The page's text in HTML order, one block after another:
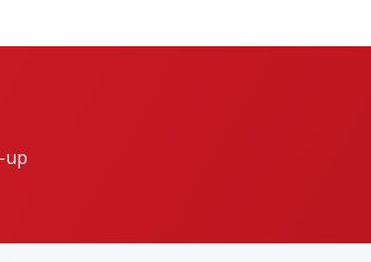
up